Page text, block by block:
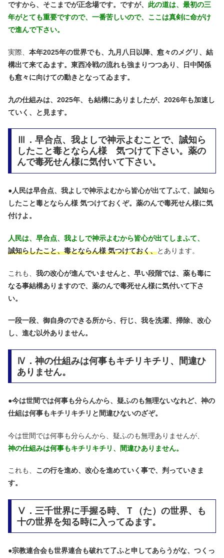
ですから、そこまでが正念場です。ですが、 此の道は、最初の三
年がとても重要ですので、一番苦しいので、ここは真剣に命がけ
で進んで下さい。
実際、 本年2025年の世界でも、九月八日以降、愈々のメグリ、結
構出て来てゐます。東西冷戦の流れも強まりつつあり、日中関係
も愈々に向けての動きとなってゐます。
九の仕組みは、2025年、も結構にありましたが、2026年も加速し
ていく、と見ます。
Ⅲ．早合点、我よしで神示よむことで、誠知ら
したこと毒とならん様 気つけて下さい。薬の
んで毒死せん様に気付いて下さい。
●人民は早合点、我よしで神示よむから皆心が出て了ふて、誠知ら
したこと毒とならん様 気つけておくぞ。薬のんで毒死せん様に気
付けよ。
人民は、早合点、我よしで神示よむから皆心が出てしまふて、
誠知らしたこと、毒とならん様 気つけておく、とあります。
これも、 我の改心が進んでいませんと、早い段階では、薬も毒に
なる事結構ありますので、薬のんで毒死せん様に気付いて下さ
い。
一段一段、御自身のできる所から、行じ、我を洗濯、掃除、改心
し、進む以外ありません。
Ⅳ．神の仕組みは何事もキチリキチリ、間違ひ
ありません。
●今は世間では何事も分らんから、疑ふのも無理ないなれど、神の
仕組は何事もキチリキチリと間違ひないのざぞ。
今は世間では何事も分らんから、疑ふのも無理ありませんが、
神の仕組みは何事もキチリキチリ、間違ひありません。
これも、 この行を進め、改心を進めていく事で、判っていきま
す。
Ⅴ．三千世界に手握る時、Ｔ（た）の世界、も
十の世界を知る時に入ってゐます。
●宗教連合会も世界連合も破れて了ふと申してあらうがな、つくっ